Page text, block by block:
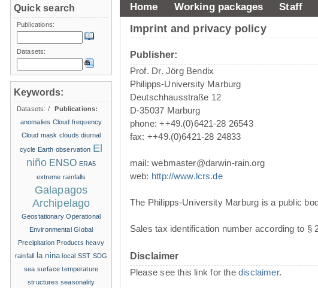
Home Working packages Staff
Imprint and privacy policy
Publisher:
Prof. Dr. Jörg Bendix
Philipps-University Marburg
Deutschhausstraße 12
D-35037 Marburg
phone: ++49.(0)6421-28 26543
fax: ++49.(0)6421-28 24833
mail: webmaster@darwin-rain.org
web: http://www.lcrs.de
The Philipps-University Marburg is a public
Sales tax identification number according to §
Disclaimer
Please see this link for thedisclaimer.
Quick search
Publications:
Datasets:
Keywords:
Datasets: /
Publications:
anomalies Cloud frequency
Cloud mask clouds diurnal
cycle Earth observation El
niño ENSO ERA5
extreme rainfalls
Galapagos
Archipelago
Geostationary Operational
Environmental Global
Precipitation Products heavy
rainfall la nina local SST SDG
sea surface temperature
structures seasonality